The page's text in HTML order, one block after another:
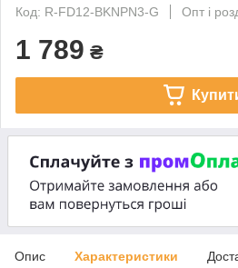
Код: R-FD12-BKNPN3-G
Опт і
1 789 ₴
Опис Характеристики